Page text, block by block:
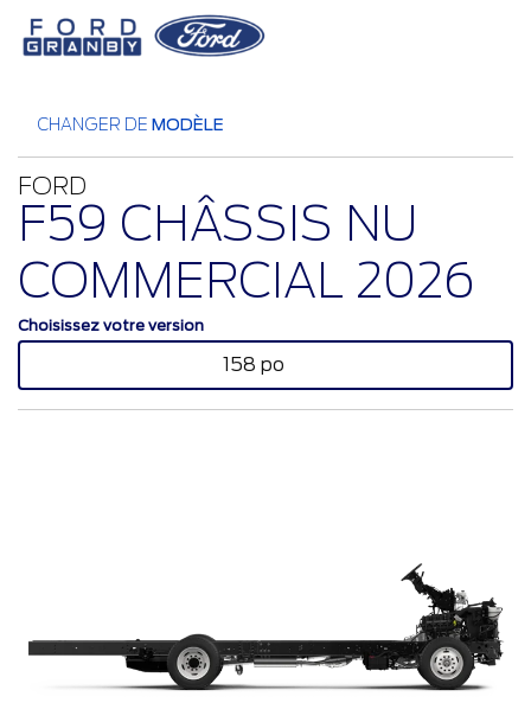
CHANGER DE MODÈLE
FORD
F59 CHÂSSIS NU
COMMERCIAL 2026
Choisissez votre version
158 po